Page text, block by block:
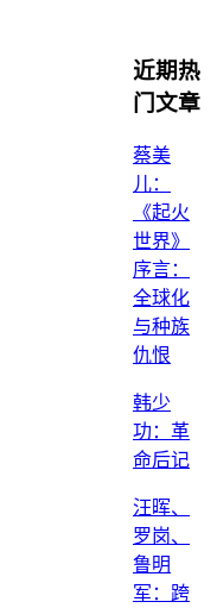
近期热
门文章
蔡美
儿：
《起火
世界》
序言：
全球化
与种族
仇恨
韩少
功：革
命后记
汪晖、
罗岗、
鲁明
军：跨